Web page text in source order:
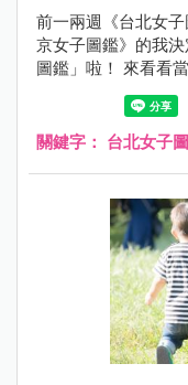
前一兩週《台北女
京女子圖鑑》的我
圖鑑」啦
關鍵字： 台北女子